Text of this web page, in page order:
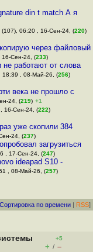
din t match А я
(107), 06:20 , 16-Сен-24, (220)
через файловый
Сен-24, (233)
не работают от слова
18:39 , 08-Май-26, (256)
века не прошло с
24, (219) +1
16-Сен-24, (222)
уже скопили 384
24, (237)
загрузиться
, 17-Сен-24, (247)
ideapad S10 -
, 08-Май-26, (257)
Сортировка по времени | RSS]
+5
+ / –